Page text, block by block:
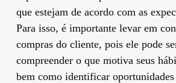
que estejam de acordo com as
Para isso, é importante levar em
compras do cliente, pois ele pode
compreender o que motiva seus
bem como identificar